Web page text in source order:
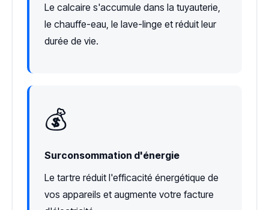
Le calcaire s'accumule dans la tuyauterie,
le chauffe-eau, le lave-linge et réduit leur
durée de vie.
💰
Surconsommation d'énergie
Le tartre réduit l'efficacité énergétique de
vos appareils et augmente votre facture